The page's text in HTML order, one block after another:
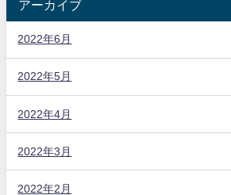
アーカイブ
2022年6月
2022年5月
2022年4月
2022年3月
2022年2月